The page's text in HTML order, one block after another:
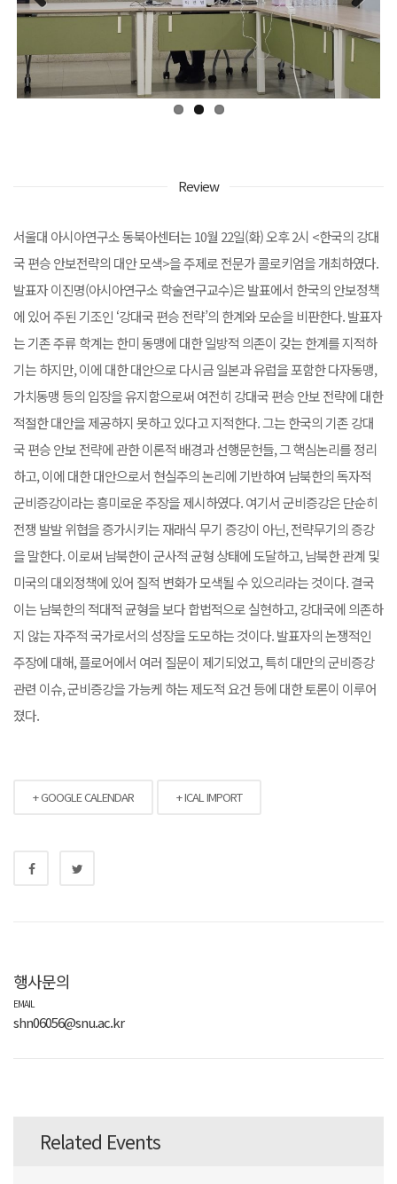
Next
Review
서울대 아시아연구소 동북아센터는 10월 22일(화) 오후 2시 <한국의 강대
국 편승 안보전략의 대안 모색>을 주제로 전문가 콜로키엄을 개최하였다.
발표자 이진명(아시아연구소 학술연구교수)은 발표에서 한국의 안보정책
에 있어 주된 기조인 ‘강대국 편승 전략’의 한계와 모순을 비판한다. 발표자
는 기존 주류 학계는 한미 동맹에 대한 일방적 의존이 갖는 한계를 지적하
기는 하지만, 이에 대한 대안으로 다시금 일본과 유럽을 포함한 다자동맹,
가치동맹 등의 입장을 유지함으로써 여전히 강대국 편승 안보 전략에 대한
적절한 대안을 제공하지 못하고 있다고 지적한다. 그는 한국의 기존 강대
국 편승 안보 전략에 관한 이론적 배경과 선행문헌들, 그 핵심논리를 정리
하고, 이에 대한 대안으로서 현실주의 논리에 기반하여 남북한의 독자적
군비증강이라는 흥미로운 주장을 제시하였다. 여기서 군비증강은 단순히
전쟁 발발 위협을 증가시키는 재래식 무기 증강이 아닌, 전략무기의 증강
을 말한다. 이로써 남북한이 군사적 균형 상태에 도달하고, 남북한 관계 및
미국의 대외정책에 있어 질적 변화가 모색될 수 있으리라는 것이다. 결국
이는 남북한의 적대적 균형을 보다 합법적으로 실현하고, 강대국에 의존하
지 않는 자주적 국가로서의 성장을 도모하는 것이다. 발표자의 논쟁적인
주장에 대해, 플로어에서 여러 질문이 제기되었고, 특히 대만의 군비증강
관련 이슈, 군비증강을 가능케 하는 제도적 요건 등에 대한 토론이 이루어
졌다.
+ GOOGLE CALENDAR + ICAL IMPORT
행사문의
EMAIL
shn06056@snu.ac.kr
Related Events